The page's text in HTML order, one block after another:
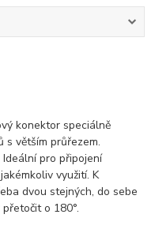
konektor speciálně
s větším průřezem.
pro připojení
využití. K
dvou stejných, do sebe
o 180°.